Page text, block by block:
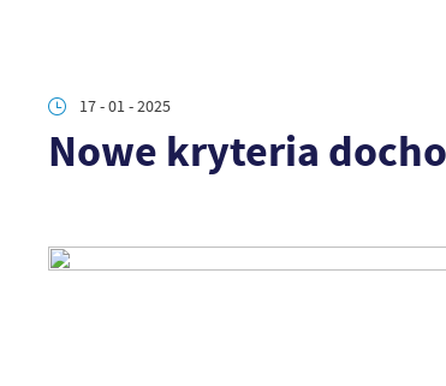
17 - 01 - 2025
Nowe kryteria